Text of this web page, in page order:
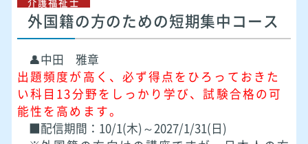
介護福祉士
外国籍の方のための短期集中コース
👤中田 雅章
出題頻度が高く、必ず得点をひろっておきた
い科目13分野をしっかり学び、試験合格の可
能性を高めます。
■配信期間：10/1(木)～2027/1/31(日)